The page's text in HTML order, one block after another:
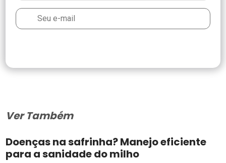
Ver Também
Doenças na safrinha? Manejo eficiente
para a sanidade do milho